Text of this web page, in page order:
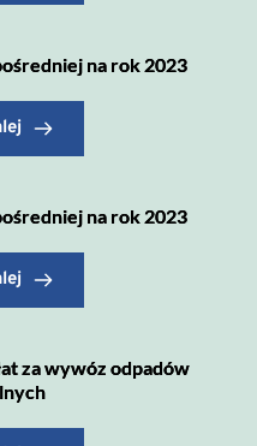
na rok 2023
na rok 2023
za wywóz odpadów